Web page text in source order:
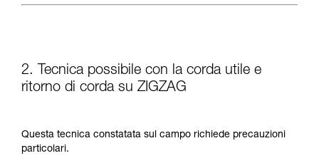
2. Tecnica possibile con la corda utile e
ritorno di corda su ZIGZAG
Questa tecnica constatata sul campo richiede precauzioni
particolari.